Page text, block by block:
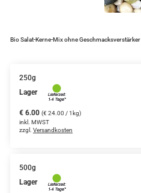
Bio Salat-Kerne-Mix ohne Geschmacksverstärker
250g
Lager
€ 6.00 (€ 24.00 / 1kg)
inkl. MWST
zzgl. Versandkosten
500g
Lager